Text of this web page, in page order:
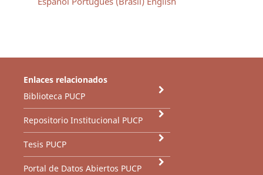
Enlaces relacionados
Biblioteca PUCP
Repositorio Institucional PUCP
Tesis PUCP
Portal de Datos Abiertos PUCP